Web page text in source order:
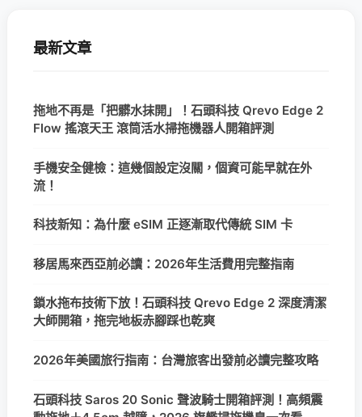
最新文章
拖地不再是「把髒水抹開」！石頭科技 Qrevo Edge 2
Flow 搖滾天王 滾筒活水掃拖機器人開箱評測
手機安全健檢：這幾個設定沒關，個資可能早就在外
流！
科技新知：為什麼 eSIM 正逐漸取代傳統 SIM 卡
移居馬來西亞前必讀：2026年生活費用完整指南
鎖水拖布技術下放！石頭科技 Qrevo Edge 2 深度清潔
大師開箱，拖完地板赤腳踩也乾爽
2026年美國旅行指南：台灣旅客出發前必讀完整攻略
石頭科技 Saros 20 Sonic 聲波騎士開箱評測！高頻震